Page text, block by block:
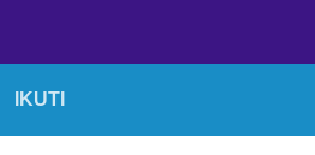
IKUTI